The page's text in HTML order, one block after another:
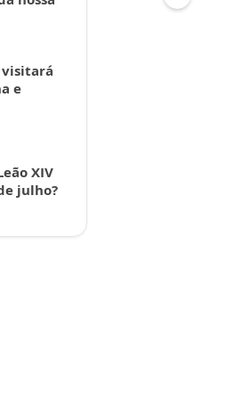
visitará
e
XIV
julho?